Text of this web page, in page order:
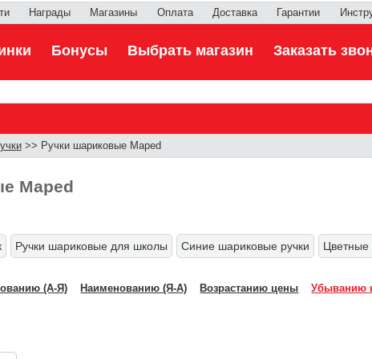
Награды Магазины Оплата Доставка Гарантии
Бонусы Выбрать магазин Заказать
>> Ручки шариковые Maped
Maped
Ручки шариковые для школы Синие шариковые ручки Цветные
(А-Я) Наименованию (Я-А) Возрастанию цены Убыванию